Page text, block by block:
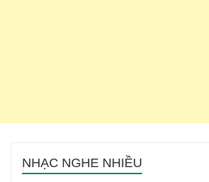
NHẠC NGHE NHIỀU